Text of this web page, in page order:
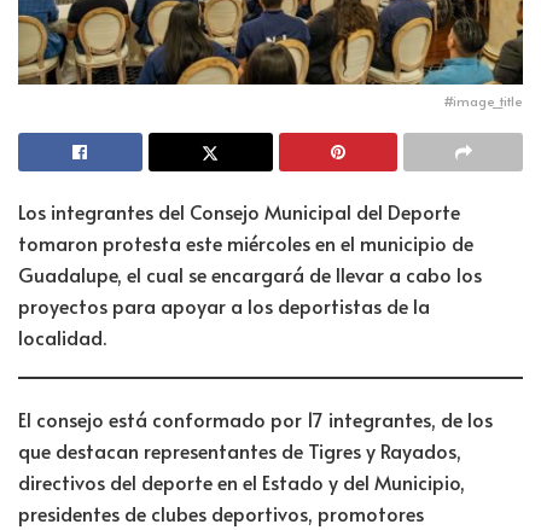
#image_title
Los integrantes del Consejo Municipal del Deporte
tomaron protesta este miércoles en el municipio de
Guadalupe, el cual se encargará de llevar a cabo los
proyectos para apoyar a los deportistas de la
localidad.
El consejo está conformado por 17 integrantes, de los
que destacan representantes de Tigres y Rayados,
directivos del deporte en el Estado y del Municipio,
presidentes de clubes deportivos, promotores